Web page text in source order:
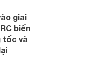
giai
biến
tốc và